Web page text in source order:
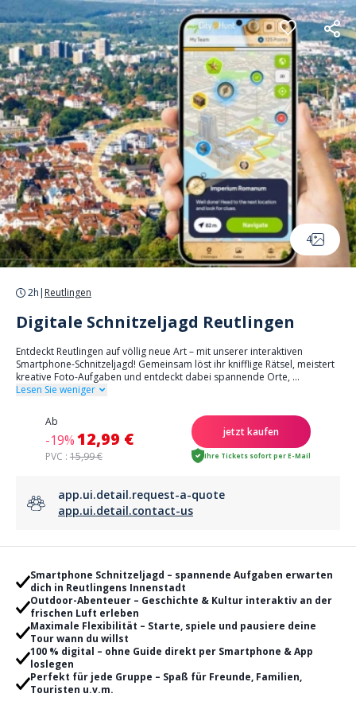
Cookie-Einstellungen
4
2h | Reutlingen
Digitale Schnitzeljagd Reutlingen
Entdeckt Reutlingen auf völlig neue Art – mit unserer interaktiven
Smartphone-Schnitzeljagd! Gemeinsam löst ihr knifflige Rätsel, meistert
kreative Foto-Aufgaben und entdeckt dabei spannende Orte, ...
Lesen Sie weniger
Ab
-19%12,99 €
PVC : 15,99 €
jetzt kaufen
Ihre Tickets sofort per E-Mail
app.ui.detail.request-a-quote
app.ui.detail.contact-us
Smartphone Schnitzeljagd – spannende Aufgaben erwarten
dich in Reutlingens Innenstadt
Outdoor-Abenteuer – Geschichte & Kultur interaktiv an der
frischen Luft erleben
Maximale Flexibilität – Starte, spiele und pausiere deine
Tour wann du willst
100 % digital – ohne Guide direkt per Smartphone & App
loslegen
Perfekt für jede Gruppe – Spaß für Freunde, Familien,
Touristen u.v.m.